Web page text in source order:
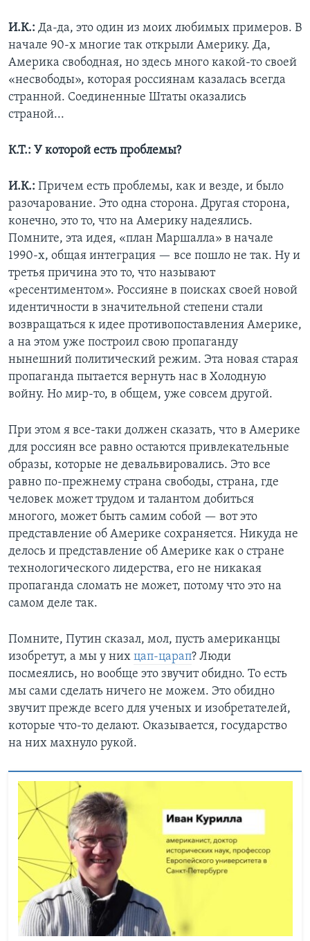
И.К.: Да-да, это один из моих любимых примеров. В
начале 90-х многие так открыли Америку. Да,
Америка свободная, но здесь много какой-то своей
«несвободы», которая россиянам казалась всегда
странной. Соединенные Штаты оказались
страной...
К.Т.: У которой есть проблемы?
И.К.: Причем есть проблемы, как и везде, и было
разочарование. Это одна сторона. Другая сторона,
конечно, это то, что на Америку надеялись.
Помните, эта идея, «план Маршалла» в начале
1990-х, общая интеграция — все пошло не так. Ну и
третья причина это то, что называют
«ресентиментом». Россияне в поисках своей новой
идентичности в значительной степени стали
возвращаться к идее противопоставления Америке,
а на этом уже построил свою пропаганду
нынешний политический режим. Эта новая старая
пропаганда пытается вернуть нас в Холодную
войну. Но мир-то, в общем, уже совсем другой.
При этом я все-таки должен сказать, что в Америке
для россиян все равно остаются привлекательные
образы, которые не девальвировались. Это все
равно по-прежнему страна свободы, страна, где
человек может трудом и талантом добиться
многого, может быть самим собой — вот это
представление об Америке сохраняется. Никуда не
делось и представление об Америке как о стране
технологического лидерства, его не никакая
пропаганда сломать не может, потому что это на
самом деле так.
Помните, Путин сказал, мол, пусть американцы
изобретут, а мы у них цап-царап? Люди
посмеялись, но вообще это звучит обидно. То есть
мы сами сделать ничего не можем. Это обидно
звучит прежде всего для ученых и изобретателей,
которые что-то делают. Оказывается, государство
на них махнуло рукой.